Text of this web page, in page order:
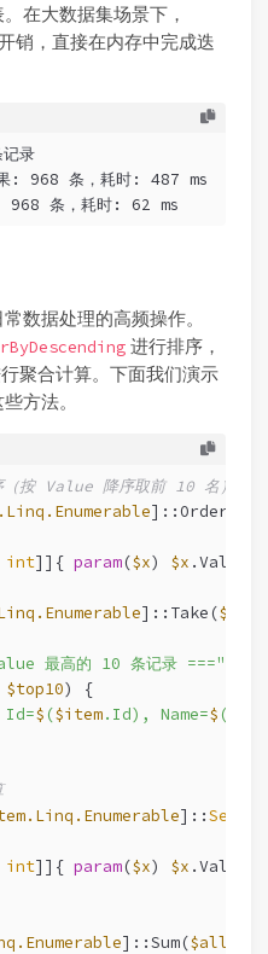
在大数据集场景下，
销，直接在内存中完成迭
录
: 968 条，耗时: 487 ms
968 条，耗时: 62 ms
数据处理的高频操作。
进行排序，
聚合计算。下面我们演示
方法。
按 Value 降序取前 10 名）
int]]{ param($x) $x .Value }
]::Take(
最高的 10 条记录 ==="
$top10) {
$ ($item.Id), Name=$ (
]::Select
int]]{ param($x) $x .Value }
]::Sum(